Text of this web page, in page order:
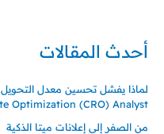
أحدث المقالات
Optimization (CRO) Analyst
من الصفر إلى إعلانات ميتا الذكية